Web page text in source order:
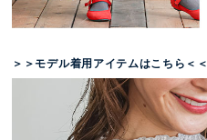
＞＞モデル着用アイテムはこちら＜＜